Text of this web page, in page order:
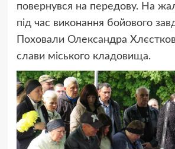
повернувся на передову. На
під час виконання бойового
Поховали Олександра
слави міського кладовища.